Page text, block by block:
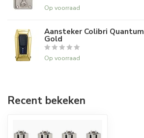
Op voorraad
Aansteker Colibri Quantum
Gold
Op voorraad
Recent bekeken